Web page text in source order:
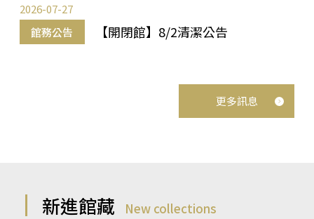
館務公告 【開閉館】8/2清潔公告
2026-07-27
更多訊息
新進館藏 New collections